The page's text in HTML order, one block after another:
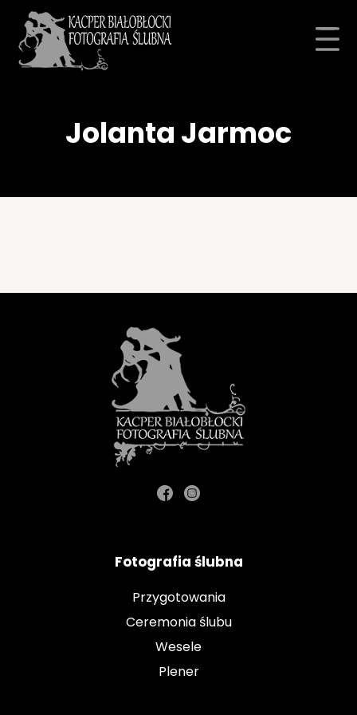
Jolanta Jarmoc
Fotografia ślubna
Przygotowania
Ceremonia ślubu
Wesele
Plener